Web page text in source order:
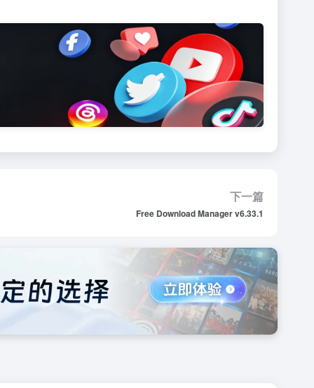
下一篇
Free Download Manager v6.33.1